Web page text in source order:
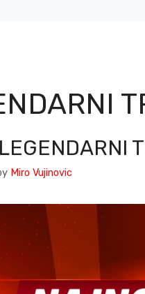
Miro Vujinovic